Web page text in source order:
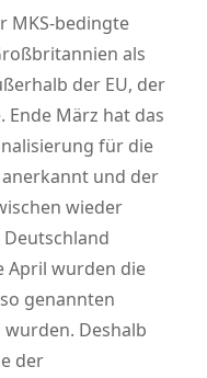
MKS-bedingte
als
der EU, der
März hat das
für die
anerkannt und der
wieder
April wurden die
genannten
Deshalb
der